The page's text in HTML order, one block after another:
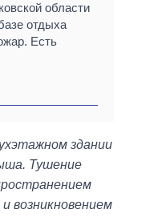
области
отдыха
Есть
здании
Тушение
возникновением